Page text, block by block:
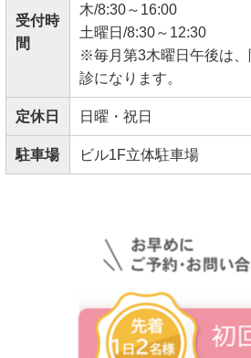
受付時
間
木/8:30～16:00
土曜日/8:30～12:30
※毎月第3木曜日午後は
診になります。
定休日 日曜・祝日
駐車場 ビル1F立体駐車場